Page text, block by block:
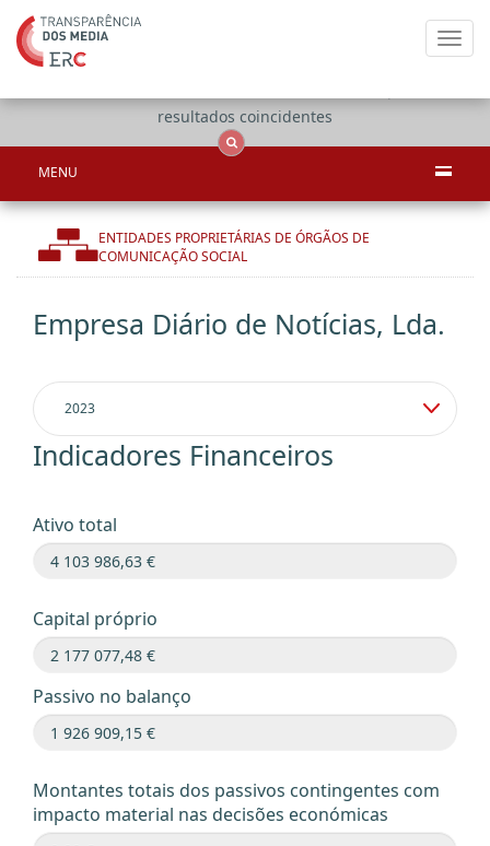
resultados coincidentes
MENU
ENTIDADES PROPRIETÁRIAS DE ÓRGÃOS DE
COMUNICAÇÃO SOCIAL
Empresa Diário de Notícias, Lda.
Indicadores Financeiros
Ativo total
Capital próprio
Passivo no balanço
Montantes totais dos passivos contingentes com
impacto material nas decisões económicas